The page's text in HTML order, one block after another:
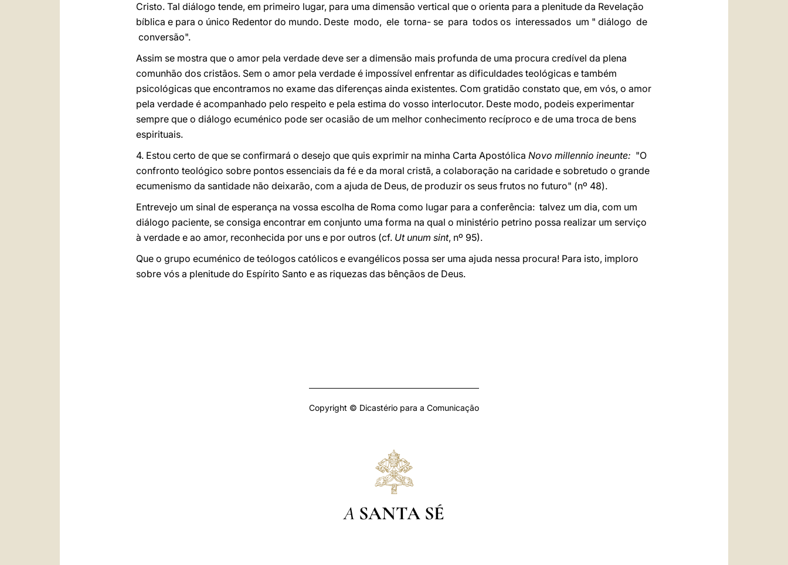
Cristo. Tal diálogo tende, em primeiro lugar, para uma dimensão vertical que o orienta para a plenitude da Revelação
bíblica e para o único Redentor do mundo. Deste modo, ele torna- se para todos os interessados um " diálogo de
conversão".
Assim se mostra que o amor pela verdade deve ser a dimensão mais profunda de uma procura credível da plena
comunhão dos cristãos. Sem o amor pela verdade é impossível enfrentar as dificuldades teológicas e também
psicológicas que encontramos no exame das diferenças ainda existentes. Com gratidão constato que, em vós, o amor
pela verdade é acompanhado pelo respeito e pela estima do vosso interlocutor. Deste modo, podeis experimentar
sempre que o diálogo ecuménico pode ser ocasião de um melhor conhecimento recíproco e de uma troca de bens
espirituais.
4. Estou certo de que se confirmará o desejo que quis exprimir na minha Carta Apostólica Novo millennio ineunte: "O
confronto teológico sobre pontos essenciais da fé e da moral cristã, a colaboração na caridade e sobretudo o grande
ecumenismo da santidade não deixarão, com a ajuda de Deus, de produzir os seus frutos no futuro" (nº 48).
Entrevejo um sinal de esperança na vossa escolha de Roma como lugar para a conferência: talvez um dia, com um
diálogo paciente, se consiga encontrar em conjunto uma forma na qual o ministério petrino possa realizar um serviço
à verdade e ao amor, reconhecida por uns e por outros (cf. Ut unum sint, nº 95).
Que o grupo ecuménico de teólogos católicos e evangélicos possa ser uma ajuda nessa procura! Para isto, imploro
sobre vós a plenitude do Espírito Santo e as riquezas das bênçãos de Deus.
Copyright © Dicastério para a Comunicação
A SANTA SÉ